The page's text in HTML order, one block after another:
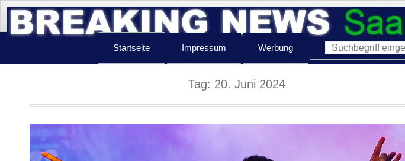
Startseite Impressum Werbung
Tag: 20. Juni 2024